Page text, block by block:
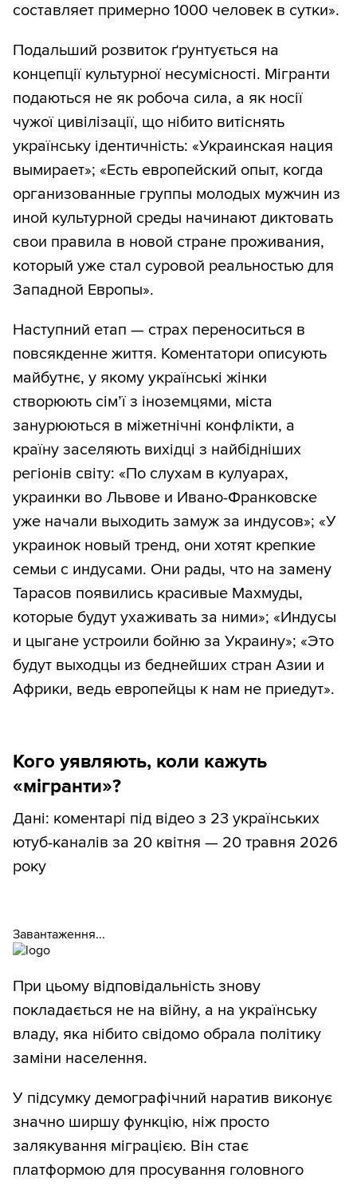
составляет примерно 1000 человек в сутки».
Подальший розвиток ґрунтується на
концепції культурної несумісності. Мігранти
подаються не як робоча сила, а як носії
чужої цивілізації, що нібито витіснять
українську ідентичність: «Украинская нация
вымирает»; «Есть европейский опыт, когда
организованные группы молодых мужчин из
иной культурной среды начинают диктовать
свои правила в новой стране проживания,
который уже стал суровой реальностью для
Западной Европы».
Наступний етап — страх переноситься в
повсякденне життя. Коментатори описують
майбутнє, у якому українські жінки
створюють сім’ї з іноземцями, міста
занурюються в міжетнічні конфлікти, а
країну заселяють вихідці з найбідніших
регіонів світу: «По слухам в кулуарах,
украинки во Львове и Ивано-Франковске
уже начали выходить замуж за индусов»; «У
украинок новый тренд, они хотят крепкие
семьи с индусами. Они рады, что на замену
Тарасов появились красивые Махмуды,
которые будут ухаживать за ними»; «Индусы
и цыгане устроили бойню за Украину»; «Это
будут выходцы из беднейших стран Азии и
Африки, ведь европейцы к нам не приедут».
Кого уявляють, коли кажуть
«мігранти»?
Дані: коментарі під відео з 23 українських
ютуб-каналів за 20 квітня — 20 травня 2026
року
Завантаження...
При цьому відповідальність знову
покладається не на війну, а на українську
владу, яка нібито свідомо обрала політику
заміни населення.
У підсумку демографічний наратив виконує
значно ширшу функцію, ніж просто
залякування міграцією. Він стає
платформою для просування головного